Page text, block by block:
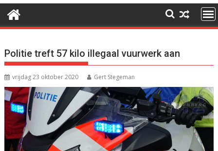
Politie treft 57 kilo illegaal vuurwerk aan
vrijdag 23 oktober 2020 Gert Stegeman